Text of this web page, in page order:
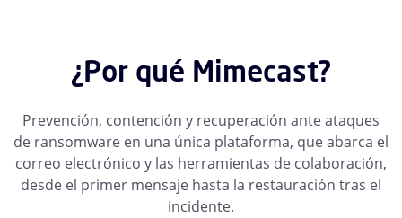
¿Por qué Mimecast?
Prevención, contención y recuperación ante ataques
de ransomware en una única plataforma, que abarca el
correo electrónico y las herramientas de colaboración,
desde el primer mensaje hasta la restauración tras el
incidente.